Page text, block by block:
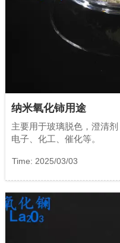
纳米氧化铈用途
主要用于玻璃脱色，澄清
电子、化工、催化等。
Time: 2025/03/03